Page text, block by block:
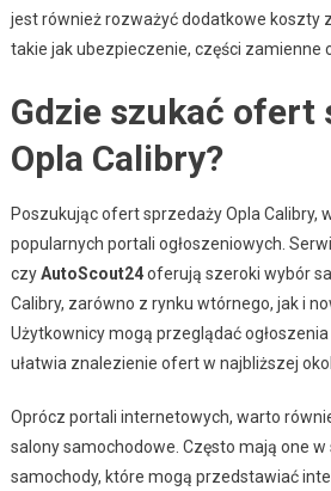
jest również rozważyć dodatkowe koszty
takie jak ubezpieczenie, części zamienne
Gdzie szukać ofert
Opla Calibry?
Poszukując ofert sprzedaży Opla Calibry,
popularnych portali ogłoszeniowych.
czyAutoScout24oferują szeroki wybór
Calibry, zarówno z rynku wtórnego, jak i
Użytkownicy mogą przeglądać ogłoszenia
ułatwia znalezienie ofert w najbliższej
Oprócz portali internetowych, warto
salony samochodowe. Często mają one
samochody, które mogą przedstawiać